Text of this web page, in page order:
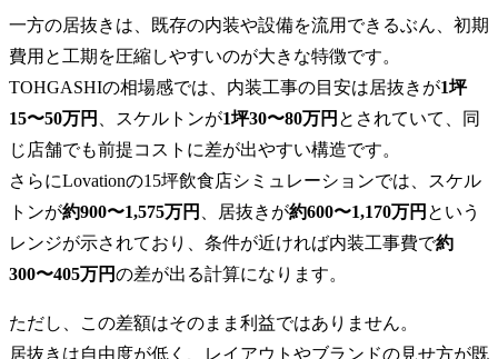
一方の居抜きは、既存の内装や設備を流用できるぶん、初期
費用と工期を圧縮しやすいのが大きな特徴です。
TOHGASHIの相場感では、内装工事の目安は居抜きが1坪
15〜50万円
、スケルトンが1坪30〜80万円 とされていて、同
じ店舗でも前提コストに差が出やすい構造です。
さらにLovationの15坪飲食店シミュレーションでは、スケル
トンが約900〜1,575万円 、居抜きが約600〜1,170万円 という
レンジが示されており、条件が近ければ内装工事費で約
300〜405万円の差が出る計算になります。
ただし、この差額はそのまま利益ではありません。
居抜きは自由度が低く、レイアウトやブランドの見せ方が既